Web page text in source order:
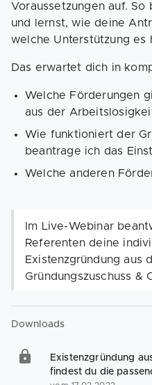
Voraussetzungen auf.
und lernst, wie deine
welche Unterstützung
Das erwartet dich in
Welche Förderungen
aus der
Wie funktioniert der
beantrage ich das
Welche anderen
Im Live-Webinar
Referenten deine
Existenzgründung aus
Gründungszuschuss &
Downloads
Existenzgründung
findest du die